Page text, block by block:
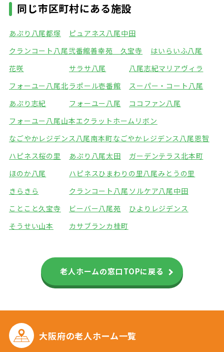
同じ市区町村にある施設
あぷり八尾都塚
ピュアネス八尾中田
クランコート八尾弐番館善幸苑 久宝寺
はいらいふ八尾
花咲
サラサ八尾
八尾志紀マリアヴィラ
フォーユー八尾北ラポール壱番館
スーパー・コート八尾
あぷり志紀
フォーユー八尾
ココファン八尾
フォーユー八尾山本エクラットホームリボン
なごやかレジデンス八尾南本町なごやかレジデンス八尾恩智
ハピネス桜の里
あぷり八尾太田
ガーデンテラス北本町
ほのか八尾
ハピネスひまわりの里 八尾みとうの里
きらきら
クランコート八尾 ソルケア八尾中田
ことこと久宝寺
ビーバー八尾苑
ひよりレジデンス
そうせい山本
カサブランカ桂町
老人ホームの窓口TOPに戻る
大阪府の老人ホーム一覧